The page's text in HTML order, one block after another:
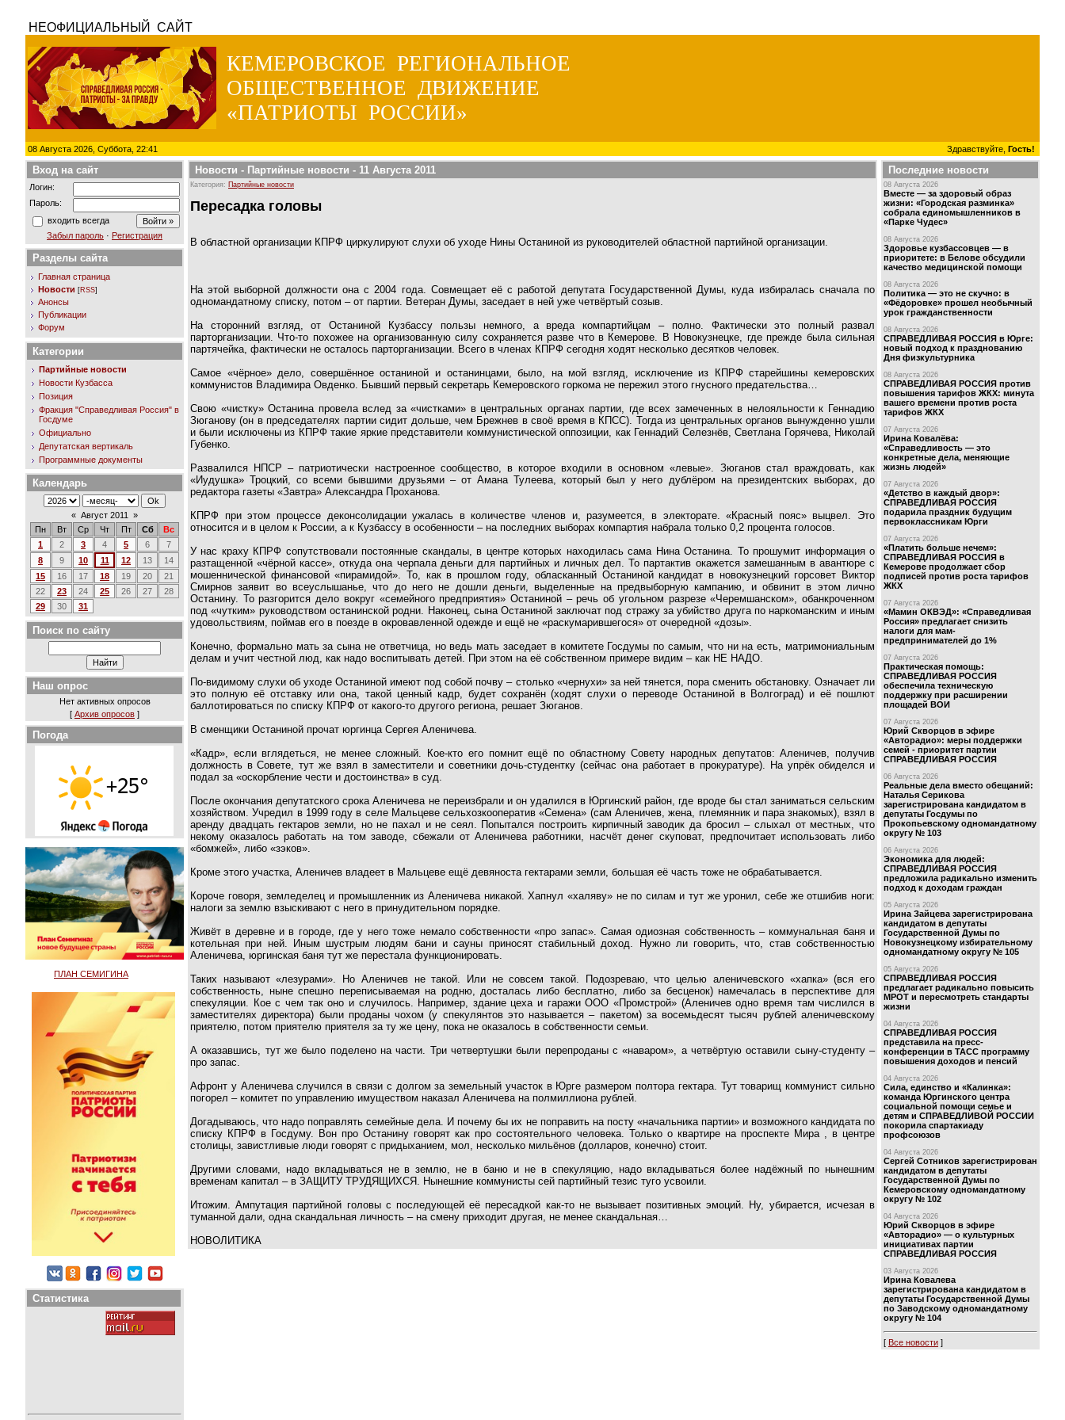
НЕОФИЦИАЛЬНЫЙ САЙТ
КЕМЕРОВСКОЕ РЕГИОНАЛЬНОЕ
ОБЩЕСТВЕННОЕ ДВИЖЕНИЕ
«ПАТРИОТЫ РОССИИ»
08 Августа 2026, Суббота, 22:41 Здравствуйте, Гость!
Вход на сайт
Логин:
Пароль:
входить всегда
Забыл пароль · Регистрация
Разделы сайта
Главная страница
Новости [RSS]
Анонсы
Публикации
Форум
Категории
Партийные новости
Новости Кузбасса
Позиция
Фракция "Справедливая Россия" в
Госдуме
Официально
Депутатская вертикаль
Программные документы
Календарь
« Август 2011
»
Пн
Вт Ср Чт Пт Сб
Вс
1
2 3 4 5 6
7
8
9 10 11 12 13
14
15
16 17 18 19 20
21
22
23 24 25 26 27
28
29
30 31
Поиск по сайту
Наш опрос
Нет активных опросов
[ Архив опросов ]
Погода
ПЛАН СЕМИГИНА
Статистика
Новости - Партийные новости - 11 Августа 2011
Категория: Партийные новости
Пересадка головы
В областной организации КПРФ циркулируют слухи об уходе Нины Останиной из руководителей областной партийной организации.
На этой выборной должности она с 2004 года. Совмещает её с работой депутата Государственной Думы, куда избиралась сначала по
одномандатному списку, потом – от партии. Ветеран Думы, заседает в ней уже четвёртый созыв.
На сторонний взгляд, от Останиной Кузбассу пользы немного, а вреда компартийцам – полно. Фактически это полный развал
парторганизации. Что-то похожее на организованную силу сохраняется разве что в Кемерове. В Новокузнецке, где прежде была сильная
партячейка, фактически не осталось парторганизации. Всего в членах КПРФ сегодня ходят несколько десятков человек.
Самое «чёрное» дело, совершённое останиной и останинцами, было, на мой взгляд, исключение из КПРФ старейшины кемеровских
коммунистов Владимира Овденко. Бывший первый секретарь Кемеровского горкома не пережил этого гнусного предательства…
Свою «чистку» Останина провела вслед за «чистками» в центральных органах партии, где всех замеченных в нелояльности к Геннадию
Зюганову (он в председателях партии сидит дольше, чем Брежнев в своё время в КПСС). Тогда из центральных органов вынужденно ушли
и были исключены из КПРФ такие яркие представители коммунистической оппозиции, как Геннадий Селезнёв, Светлана Горячева, Николай
Губенко.
Развалился НПСР – патриотически настроенное сообщество, в которое входили в основном «левые». Зюганов стал враждовать, как
«Иудушка» Троцкий, со всеми бывшими друзьями – от Амана Тулеева, который был у него дублёром на президентских выборах, до
редактора газеты «Завтра» Александра Проханова.
КПРФ при этом процессе деконсолидации ужалась в количестве членов и, разумеется, в электорате. «Красный пояс» выцвел. Это
относится и в целом к России, а к Кузбассу в особенности – на последних выборах компартия набрала только 0,2 процента голосов.
У нас краху КПРФ сопутствовали постоянные скандалы, в центре которых находилась сама Нина Останина. То прошумит информация о
разтащенной «чёрной кассе», откуда она черпала деньги для партийных и личных дел. То партактив окажется замешанным в авантюре с
мошеннической финансовой «пирамидой». То, как в прошлом году, обласканный Останиной кандидат в новокузнецкий горсовет Виктор
Смирнов заявит во всеуслышанье, что до него не дошли деньги, выделенные на предвыборную кампанию, и обвинит в этом лично
Останину. То разгорится дело вокруг «семейного предприятия» Останиной – речь об угольном разрезе «Черемшанском», обанкроченном
под «чутким» руководством останинской родни. Наконец, сына Останиной заключат под стражу за убийство друга по наркоманским и иным
удовольствиям, поймав его в поезде в окровавленной одежде и ещё не «раскумарившегося» от очередной «дозы».
Конечно, формально мать за сына не ответчица, но ведь мать заседает в комитете Госдумы по самым, что ни на есть, матримониальным
делам и учит честной люд, как надо воспитывать детей. При этом на её собственном примере видим – как НЕ НАДО.
По-видимому слухи об уходе Останиной имеют под собой почву – столько «чернухи» за ней тянется, пора сменить обстановку. Означает ли
это полную её отставку или она, такой ценный кадр, будет сохранён (ходят слухи о переводе Останиной в Волгоград) и её пошлют
баллотироваться по списку КПРФ от какого-то другого региона, решает Зюганов.
В сменщики Останиной прочат юргинца Сергея Аленичева.
«Кадр», если вглядеться, не менее сложный. Кое-кто его помнит ещё по областному Совету народных депутатов: Аленичев, получив
должность в Совете, тут же взял в заместители и советники дочь-студентку (сейчас она работает в прокуратуре). На упрёк обиделся и
подал за «оскорбление чести и достоинства» в суд.
После окончания депутатского срока Аленичева не переизбрали и он удалился в Юргинский район, где вроде бы стал заниматься сельским
хозяйством. Учредил в 1999 году в селе Мальцеве сельхозкооператив «Семена» (сам Аленичев, жена, племянник и пара знакомых), взял в
аренду двадцать гектаров земли, но не пахал и не сеял. Попытался построить кирпичный заводик да бросил – слыхал от местных, что
некому оказалось работать на том заводе, сбежали от Аленичева работники, насчёт денег скуповат, предпочитает использовать либо
«бомжей», либо «зэков».
Кроме этого участка, Аленичев владеет в Мальцеве ещё девяноста гектарами земли, большая её часть тоже не обрабатывается.
Короче говоря, земледелец и промышленник из Аленичева никакой. Хапнул «халяву» не по силам и тут же уронил, себе же отшибив ноги:
налоги за землю взыскивают с него в принудительном порядке.
Живёт в деревне и в городе, где у него тоже немало собственности «про запас». Самая одиозная собственность – коммунальная баня и
котельная при ней. Иным шустрым людям бани и сауны приносят стабильный доход. Нужно ли говорить, что, став собственностью
Аленичева, юргинская баня тут же перестала функционировать.
Таких называют «лезурами». Но Аленичев не такой. Или не совсем такой. Подозреваю, что целью аленичевского «хапка» (вся его
собственность, ныне спешно переписываемая на родню, досталась либо бесплатно, либо за бесценок) намечалась в перспективе для
спекуляции. Кое с чем так оно и случилось. Например, здание цеха и гаражи ООО «Промстрой» (Аленичев одно время там числился в
заместителях директора) были проданы чохом (у спекулянтов это называется – пакетом) за восемьдесят тысяч рублей аленичевскому
приятелю, потом приятелю приятеля за ту же цену, пока не оказалось в собственности семьи.
А оказавшись, тут же было поделено на части. Три четвертушки были перепроданы с «наваром», а четвёртую оставили сыну-студенту –
про запас.
Афронт у Аленичева случился в связи с долгом за земельный участок в Юрге размером полтора гектара. Тут товарищ коммунист сильно
погорел – комитет по управлению имуществом наказал Аленичева на полмиллиона рублей.
Догадываюсь, что надо поправлять семейные дела. И почему бы их не поправить на посту «начальника партии» и возможного кандидата по
списку КПРФ в Госдуму. Вон про Останину говорят как про состоятельного человека. Только о квартире на проспекте Мира , в центре
столицы, завистливые люди говорят с придыханием, мол, несколько мильёнов (долларов, конечно) стоит.
Другими словами, надо вкладываться не в землю, не в баню и не в спекуляцию, надо вкладываться более надёжный по нынешним
временам капитал – в ЗАЩИТУ ТРУДЯЩИХСЯ. Нынешние коммунисты сей партийный тезис туго усвоили.
Итожим. Ампутация партийной головы с последующей её пересадкой как-то не вызывает позитивных эмоций. Ну, убирается, исчезая в
туманной дали, одна скандальная личность – на смену приходит другая, не менее скандальная…
НОВОЛИТИКА
Последние новости
08 Августа 2026
Вместе — за здоровый образ
жизни: «Городская разминка»
собрала единомышленников в
«Парке Чудес»
08 Августа 2026
Здоровье кузбассовцев — в
приоритете: в Белове обсудили
качество медицинской помощи
08 Августа 2026
Политика — это не скучно: в
«Фёдоровке» прошел необычный
урок гражданственности
08 Августа 2026
СПРАВЕДЛИВАЯ РОССИЯ в Юрге:
новый подход к празднованию
Дня физкультурника
08 Августа 2026
СПРАВЕДЛИВАЯ РОССИЯ против
повышения тарифов ЖКХ: минута
вашего времени против роста
тарифов ЖКХ
07 Августа 2026
Ирина Ковалёва:
«Справедливость — это
конкретные дела, меняющие
жизнь людей»
07 Августа 2026
«Детство в каждый двор»:
СПРАВЕДЛИВАЯ РОССИЯ
подарила праздник будущим
первоклассникам Юрги
07 Августа 2026
«Платить больше нечем»:
СПРАВЕДЛИВАЯ РОССИЯ в
Кемерове продолжает сбор
подписей против роста тарифов
ЖКХ
07 Августа 2026
«Мамин ОКВЭД»: «Справедливая
Россия» предлагает снизить
налоги для мам-
предпринимателей до 1%
07 Августа 2026
Практическая помощь:
СПРАВЕДЛИВАЯ РОССИЯ
обеспечила техническую
поддержку при расширении
площадей ВОИ
07 Августа 2026
Юрий Скворцов в эфире
«Авторадио»: меры поддержки
семей - приоритет партии
СПРАВЕДЛИВАЯ РОССИЯ
06 Августа 2026
Реальные дела вместо обещаний:
Наталья Серикова
зарегистрирована кандидатом в
депутаты Госдумы по
Прокопьевскому одномандатному
округу № 103
06 Августа 2026
Экономика для людей:
СПРАВЕДЛИВАЯ РОССИЯ
предложила радикально изменить
подход к доходам граждан
05 Августа 2026
Ирина Зайцева зарегистрирована
кандидатом в депутаты
Государственной Думы по
Новокузнецкому избирательному
одномандатному округу № 105
05 Августа 2026
СПРАВЕДЛИВАЯ РОССИЯ
предлагает радикально повысить
МРОТ и пересмотреть стандарты
жизни
04 Августа 2026
СПРАВЕДЛИВАЯ РОССИЯ
представила на пресс-
конференции в ТАСС программу
повышения доходов и пенсий
04 Августа 2026
Сила, единство и «Калинка»:
команда Юргинского центра
социальной помощи семье и
детям и СПРАВЕДЛИВОЙ РОССИИ
покорила спартакиаду
профсоюзов
04 Августа 2026
Сергей Сотников зарегистрирован
кандидатом в депутаты
Государственной Думы по
Кемеровскому одномандатному
округу № 102
04 Августа 2026
Юрий Скворцов в эфире
«Авторадио» — о культурных
инициативах партии
СПРАВЕДЛИВАЯ РОССИЯ
03 Августа 2026
Ирина Ковалева
зарегистрирована кандидатом в
депутаты Государственной Думы
по Заводскому одномандатному
округу № 104
[ Все новости ]